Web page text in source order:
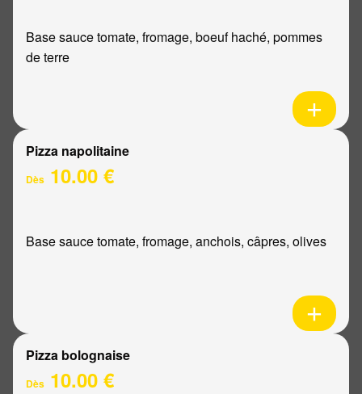
Base sauce tomate, fromage, boeuf haché, pommes
de terre
Pizza napolitaine
Dès 10.00 €
Base sauce tomate, fromage, anchois, câpres, olives
Pizza bolognaise
Dès 10.00 €